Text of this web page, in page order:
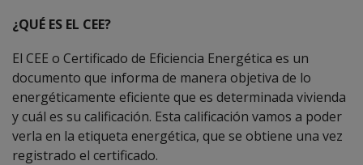
¿QUÉ ES EL CEE?
El CEE o Certificado de Eficiencia Energética es un
documento que informa de manera objetiva de lo
energéticamente eficiente que es determinada vivienda
y cuál es su calificación. Esta calificación vamos a poder
verla en la etiqueta energética, que se obtiene una vez
registrado el certificado.